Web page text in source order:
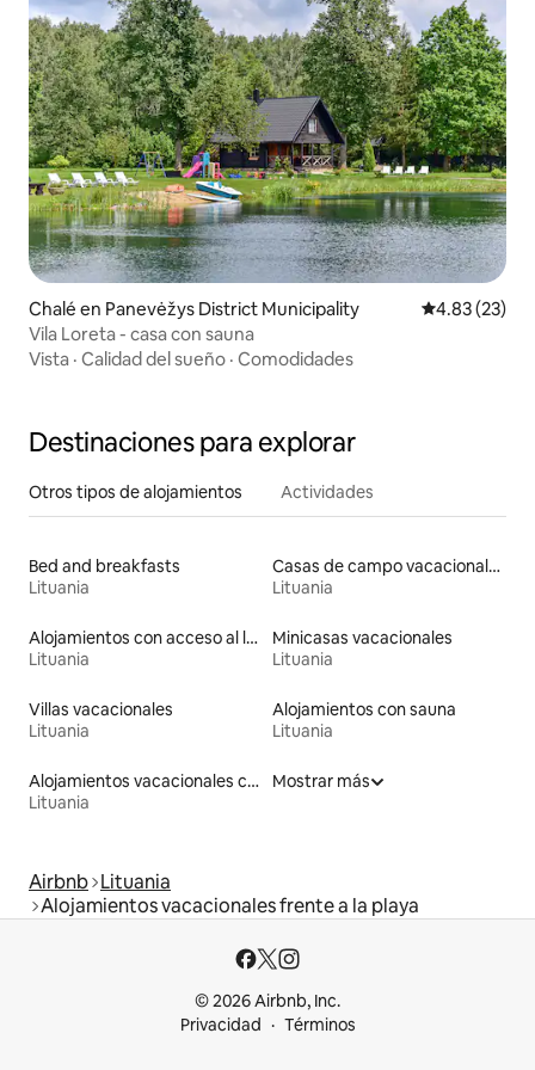
Chalé en Panevėžys District Municipality Calificación
4.83 (23)
Vila Loreta - casa con sauna
Vista · Calidad del sueño · Comodidades
Destinaciones para explorar
Otros tipos de alojamientos Actividades
Bed and breakfasts
Lituania
Casas de campo vacacionales
Lituania
Alojamientos con acceso al lago
Lituania
Minicasas vacacionales
Lituania
Villas vacacionales
Lituania
Alojamientos con sauna
Lituania
Alojamientos vacacionales con piscina
Lituania
Mostrar más
Airbnb Lituania
Alojamientos vacacionales frente a la playa
© 2026 Airbnb, Inc.
Privacidad
Términos